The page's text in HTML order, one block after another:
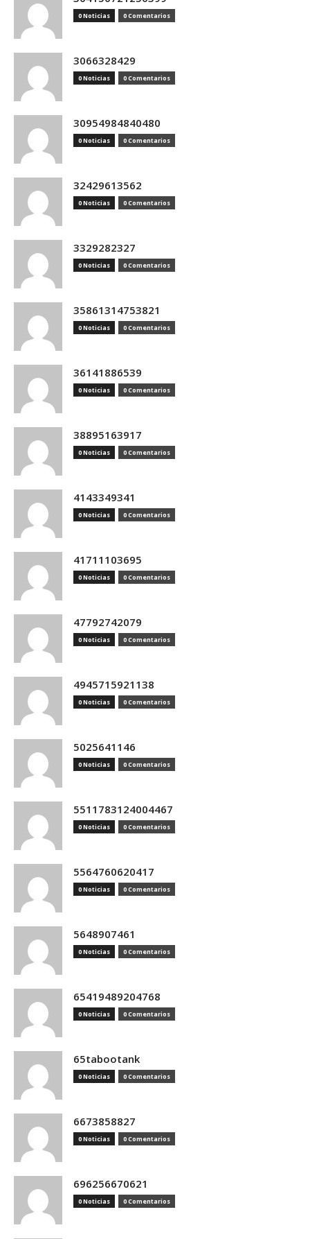
0 Noticias 0 Comentarios
3066328429
0 Noticias 0 Comentarios
30954984840480
0 Noticias 0 Comentarios
32429613562
0 Noticias 0 Comentarios
3329282327
0 Noticias 0 Comentarios
35861314753821
0 Noticias 0 Comentarios
36141886539
0 Noticias 0 Comentarios
38895163917
0 Noticias 0 Comentarios
4143349341
0 Noticias 0 Comentarios
41711103695
0 Noticias 0 Comentarios
47792742079
0 Noticias 0 Comentarios
4945715921138
0 Noticias 0 Comentarios
5025641146
0 Noticias 0 Comentarios
5511783124004467
0 Noticias 0 Comentarios
5564760620417
0 Noticias 0 Comentarios
5648907461
0 Noticias 0 Comentarios
65419489204768
0 Noticias 0 Comentarios
65tabootank
0 Noticias 0 Comentarios
6673858827
0 Noticias 0 Comentarios
696256670621
0 Noticias 0 Comentarios